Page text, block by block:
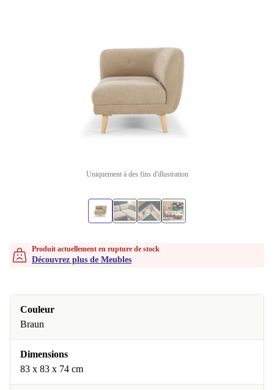
Uniquement à des fins d'illustration
Produit actuellement en rupture de stock
Découvrez plus de Meubles
Couleur
Braun
Dimensions
83 x 83 x 74 cm